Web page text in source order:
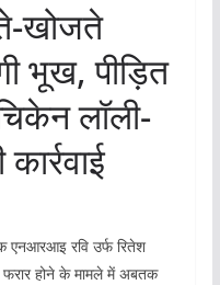
खोजते
भूख, पीड़ित
लॉली-
एनआरआइ रवि उर्फ रितेश
फरार होने के मामले में अबतक